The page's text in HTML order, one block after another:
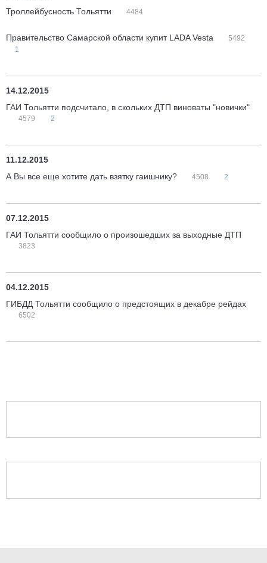
Троллейбусность Тольятти
4484
Правительство Самарской области купит LADA Vesta
5492
1
14.12.2015
ГАИ Тольятти подсчитало, в скольких ДТП виноваты "новички"
4579 2
11.12.2015
А Вы все еще хотите дать взятку гаишнику?
4508 2
07.12.2015
ГАИ Тольятти сообщило о произошедших за выходные ДТП
3823
04.12.2015
ГИБДД Тольятти сообщило о предстоящих в декабре рейдах
6502